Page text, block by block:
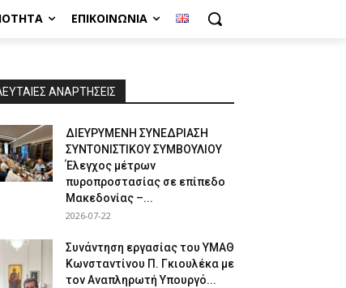
ΕΠΙΚΟΙΝΩΝΊΑ
ΑΝΑΡΤΗΣΕΙΣ
ΔΙΕΥΡΥΜΕΝΗ ΣΥΝΕΔΡΙΑΣΗ
ΣΥΝΤΟΝΙΣΤΙΚΟΥ ΣΥΜΒΟΥΛΙΟΥ
Έλεγχος μέτρων
πυροπροστασίας σε επίπεδο
Μακεδονίας –...
2026-07-22
Συνάντηση εργασίας του ΥΜΑΘ
Κωνσταντίνου Π. Γκιουλέκα με
τον Αναπληρωτή Υπουργό...